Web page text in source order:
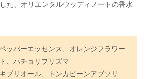
た、オリエンタルウッディノートの香水
ッパーエッセンス、オレンジフラワー
、パチョリプリズマ
プリオール、トンカビーンアブソリ